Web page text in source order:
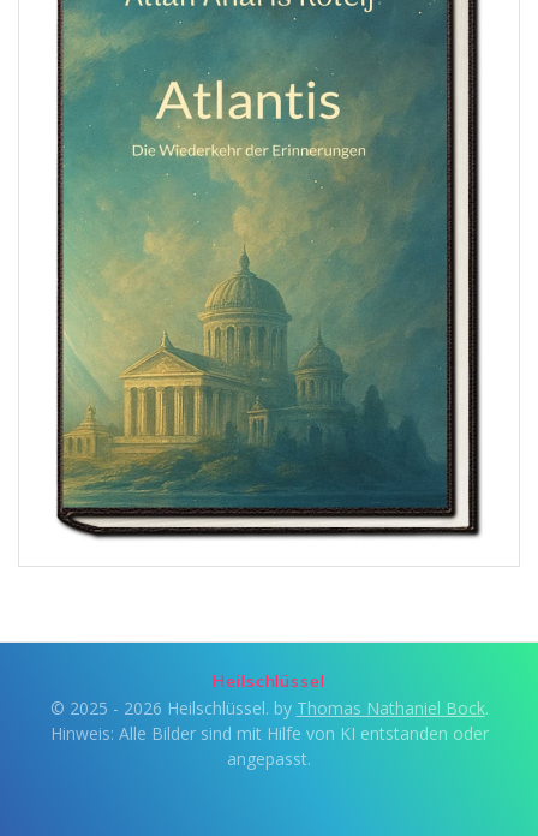
Heilschlüssel
© 2025 - 2026 Heilschlüssel. by Thomas Nathaniel Bock.
Hinweis: Alle Bilder sind mit Hilfe von KI entstanden oder
angepasst.